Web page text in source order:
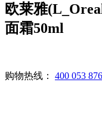
欧莱雅
面霜50ml
购物热线： 400 053